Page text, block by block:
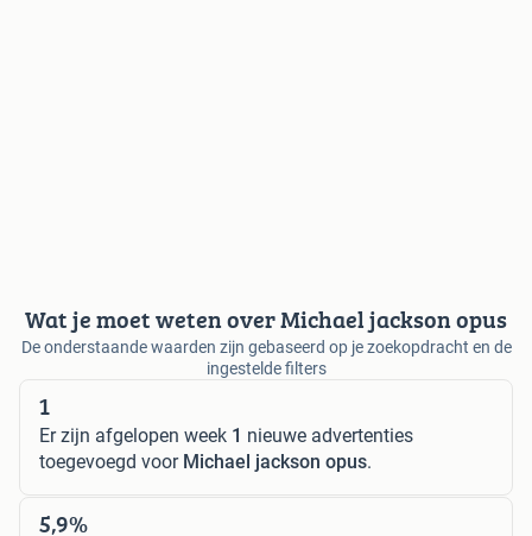
Wat je moet weten over Michael jackson opus
De onderstaande waarden zijn gebaseerd op je zoekopdracht en de
ingestelde filters
1
Er zijn afgelopen week 1 nieuwe advertenties
toegevoegd voor Michael jackson opus.
5,9%